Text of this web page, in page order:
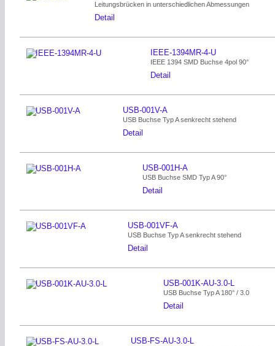
Leitungsbrücken in unterschiedlichen Abmessungen
Detail
IEEE-1394MR-4-U
IEEE 1394 SMD Buchse 4pol 90°
Detail
USB-001V-A
USB Buchse Typ A senkrecht stehend
Detail
USB-001H-A
USB Buchse SMD Typ A 90°
Detail
USB-001VF-A
USB Buchse Typ A senkrecht stehend
Detail
USB-001K-AU-3.0-L
USB Buchse Typ A 180° / 3.0
Detail
USB-FS-AU-3.0-L